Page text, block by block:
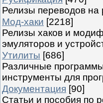
Релизы переводов на
Мод-хаки [2218]
Релизы хаков и
эмуляторов и
Утилиты [686]
Различные
инструменты для
Документация [90]
Статьи и пособия по